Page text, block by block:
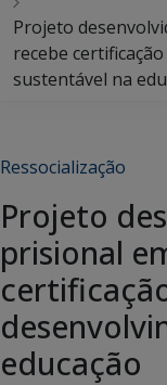
Projeto
recebe
sustentável na
Ressocialização
Projeto
prisional
educação